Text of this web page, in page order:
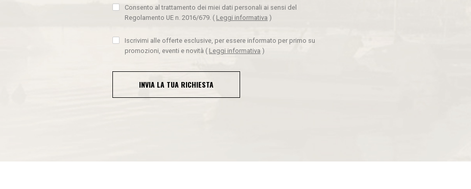
Consento al trattamento dei miei dati personali ai sensi del
Regolamento UE n. 2016/679. ( Leggi informativa )
Iscrivimi alle offerte esclusive, per essere informato per primo su
promozioni, eventi e novità ( Leggi informativa )
INVIA LA TUA RICHIESTA